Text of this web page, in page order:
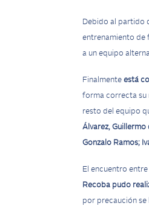
Debido al partido
entrenamiento de
a un equipo
Finalmente está
forma correcta su
resto del equipo
Álvarez, Guillermo
Gonzalo Ramos;
El encuentro
Recoba pudo
por precaución se